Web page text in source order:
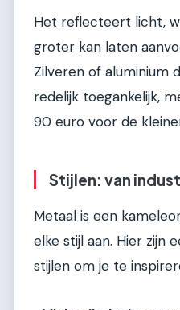
Het reflecteert licht,
groter kan laten
Zilveren of aluminium
redelijk toegankelijk,
90 euro voor de
Stijlen: van
Metaal is een
elke stijl aan. Hier zijn
stijlen om je te